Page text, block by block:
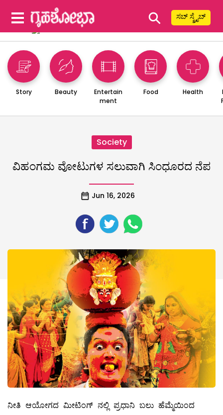
⚲ ಸಬ್ ಸ್ಕ್ರೈಬ್
Story Beauty
Entertain
ment
Food Health
Society
ವಿಹಂಗಮ ವೋಟುಗಳ ಸಲುವಾಗಿ ಸಿಂಧೂರದ ನೆಪ
Jun 16, 2026
ನೀತಿ ಆಯೋಗದ ಮೀಟಿಂಗ್‌ ನಲ್ಲಿ ಪ್ರಧಾನಿ ಬಲು ಹೆಮ್ಮೆಯಿಂದ